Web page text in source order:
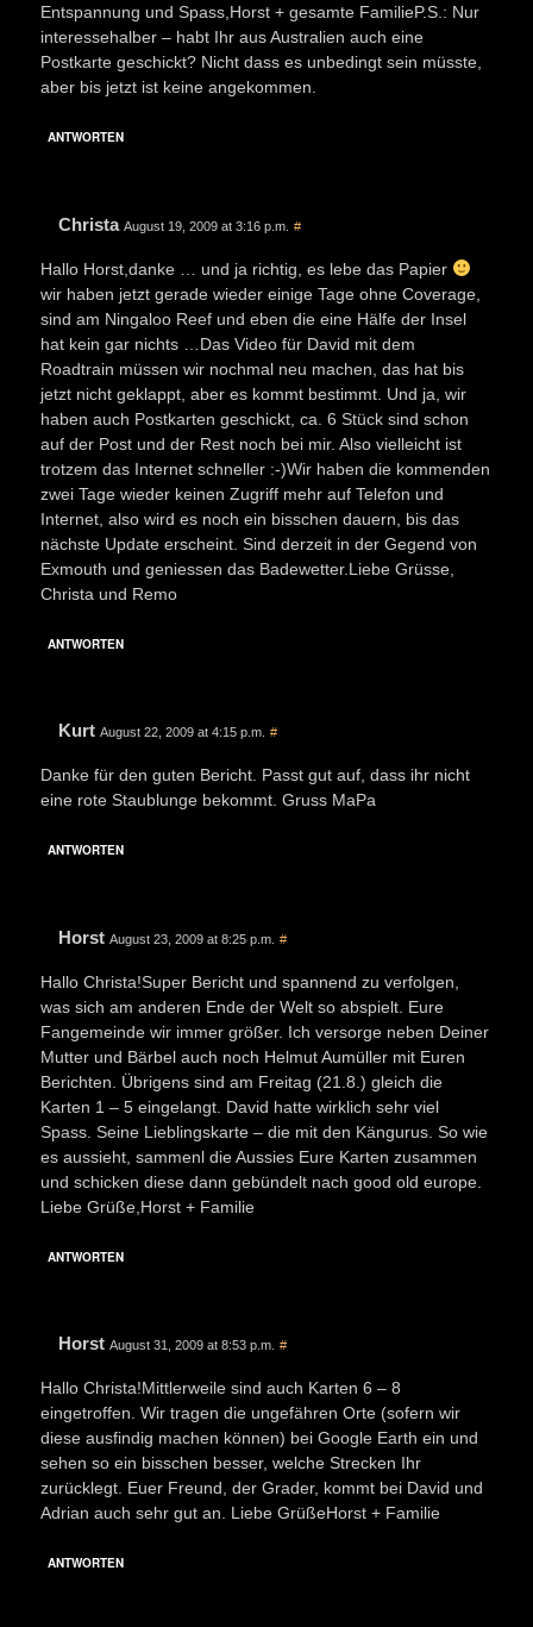
Entspannung und Spass,Horst + gesamte FamilieP.S.: Nur
interessehalber – habt Ihr aus Australien auch eine
Postkarte geschickt? Nicht dass es unbedingt sein müsste,
aber bis jetzt ist keine angekommen.
ANTWORTEN
Christa August 19, 2009 at 3:16 p.m. #
Hallo Horst,danke … und ja richtig, es lebe das Papier
wir haben jetzt gerade wieder einige Tage ohne Coverage,
sind am Ningaloo Reef und eben die eine Hälfe der Insel
hat kein gar nichts …Das Video für David mit dem
Roadtrain müssen wir nochmal neu machen, das hat bis
jetzt nicht geklappt, aber es kommt bestimmt. Und ja, wir
haben auch Postkarten geschickt, ca. 6 Stück sind schon
auf der Post und der Rest noch bei mir. Also vielleicht ist
trotzem das Internet schneller :-)Wir haben die kommenden
zwei Tage wieder keinen Zugriff mehr auf Telefon und
Internet, also wird es noch ein bisschen dauern, bis das
nächste Update erscheint. Sind derzeit in der Gegend von
Exmouth und geniessen das Badewetter.Liebe Grüsse,
Christa und Remo
ANTWORTEN
Kurt August 22, 2009 at 4:15 p.m. #
Danke für den guten Bericht. Passt gut auf, dass ihr nicht
eine rote Staublunge bekommt. Gruss MaPa
ANTWORTEN
Horst August 23, 2009 at 8:25 p.m. #
Hallo Christa!Super Bericht und spannend zu verfolgen,
was sich am anderen Ende der Welt so abspielt. Eure
Fangemeinde wir immer größer. Ich versorge neben Deiner
Mutter und Bärbel auch noch Helmut Aumüller mit Euren
Berichten. Übrigens sind am Freitag (21.8.) gleich die
Karten 1 – 5 eingelangt. David hatte wirklich sehr viel
Spass. Seine Lieblingskarte – die mit den Kängurus. So wie
es aussieht, sammenl die Aussies Eure Karten zusammen
und schicken diese dann gebündelt nach good old europe.
Liebe Grüße,Horst + Familie
ANTWORTEN
Horst August 31, 2009 at 8:53 p.m. #
Hallo Christa!Mittlerweile sind auch Karten 6 – 8
eingetroffen. Wir tragen die ungefähren Orte (sofern wir
diese ausfindig machen können) bei Google Earth ein und
sehen so ein bisschen besser, welche Strecken Ihr
zurücklegt. Euer Freund, der Grader, kommt bei David und
Adrian auch sehr gut an. Liebe GrüßeHorst + Familie
ANTWORTEN